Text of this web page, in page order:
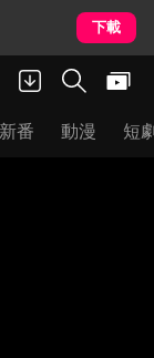
下載
番 動漫 短